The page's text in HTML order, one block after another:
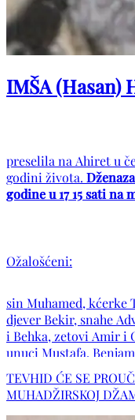
IMŠA (Hasan)
preselila na Ahiret u
godini života.
godine u 17 15 sati na
Ožalošćeni:
sin Muhamed, kćerke
djever Bekir, snahe
i Behka, zetovi Amir i
unuci Mustafa,
Sumeja, Merjema,
sestrići, djeverići i
Huskić, Nogo, Čano,
TEVHID ĆE SE
MUHADŽIRSKOJ